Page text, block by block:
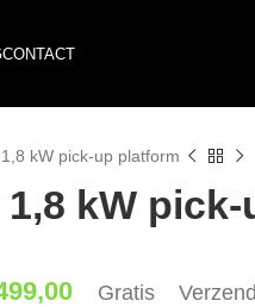
CONTACT
kW pick-up platform
kW pick-
Gratis